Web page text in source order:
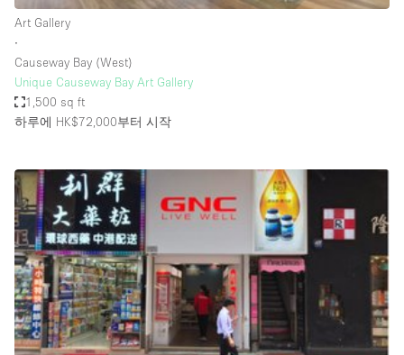
Stall / Market Stall
Unique Space
Warehouse
공간 기능
Air Conditioning
Animals Friendly
Bar
Bathroom
Car Display
Art Gallery
∙
Causeway Bay (West)
Unique Causeway Bay Art Gallery
1,500 sq ft
하루에 HK$72,000부터 시작